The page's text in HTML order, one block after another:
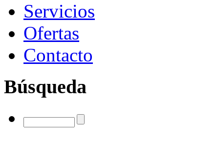
Servicios
Ofertas
Contacto
Búsqueda